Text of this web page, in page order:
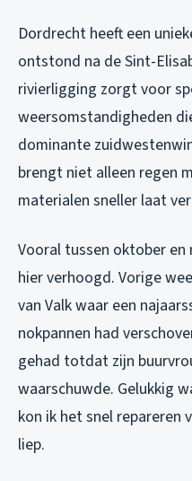
Dordrecht heeft een
ontstond na de Sint-
rivierligging zorgt voor
weersomstandigheden
dominante
brengt niet alleen regen
materialen sneller laat
Vooral tussen oktober
hier verhoogd. Vorige
van Valk waar een
nokpannen had
gehad totdat zijn
waarschuwde. Gelukkig
kon ik het snel repareren
liep.